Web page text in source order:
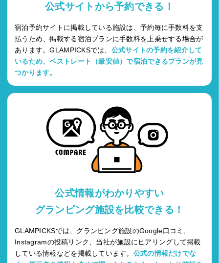
公式サイトから予約できる！
宿泊予約サイトに掲載している施設は、予約毎に手数料を支
払うため、掲載する宿泊プランに手数料を上乗せする場合が
あります。GLAMPICKSでは、 公式サイトの予約を紹介して
いるため、ベストレート（最安値）で宿泊できるプランが見
つかります。
公式情報がわかりやすい
グランピング施設を比較できる！
GLAMPICKSでは、グランピング施設のGoogle口コミ、
Instagramの投稿リンク、当社が施設にヒアリングして掲載
している情報などを掲載しています。 公式の情報だけでな